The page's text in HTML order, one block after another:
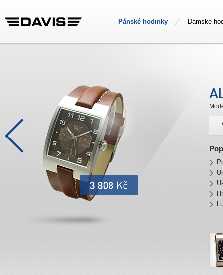
Pánské hodinky Dámské